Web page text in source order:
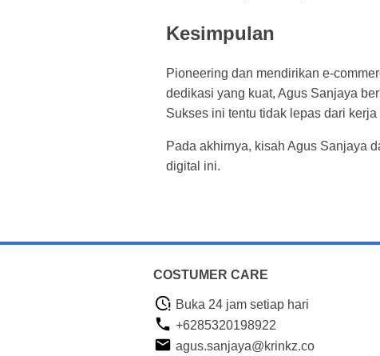
Kesimpulan
Pioneering dan mendirikan e-
dedikasi yang kuat, Agus Sanjaya
Sukses ini tentu tidak lepas dari
Pada akhirnya, kisah Agus Sanjaya
digital ini.
COSTUMER CARE
Buka 24 jam setiap hari
+6285320198922
agus.sanjaya@krinkz.co